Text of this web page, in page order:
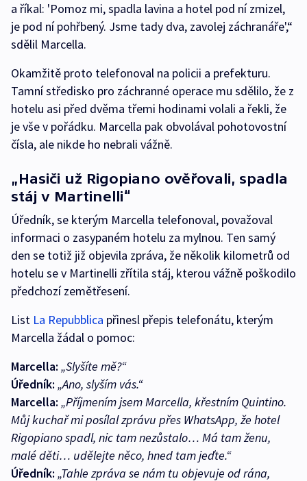
a říkal: 'Pomoz mi, spadla lavina a hotel pod ní zmizel,
je pod ní pohřbený. Jsme tady dva, zavolej záchranáře',“
sdělil Marcella.
Okamžitě proto telefonoval na policii a prefekturu.
Tamní středisko pro záchranné operace mu sdělilo, že z
hotelu asi před dvěma třemi hodinami volali a řekli, že
je vše v pořádku. Marcella pak obvolával pohotovostní
čísla, ale nikde ho nebrali vážně.
„Hasiči už Rigopiano ověřovali, spadla
stáj v Martinelli“
Úředník, se kterým Marcella telefonoval, považoval
informaci o zasypaném hotelu za mylnou. Ten samý
den se totiž již objevila zpráva, že několik kilometrů od
hotelu se v Martinelli zřítila stáj, kterou vážně poškodilo
předchozí zemětřesení.
List La Repubblica přinesl přepis telefonátu, kterým
Marcella žádal o pomoc:
Marcella: „Slyšíte mě?“
Úředník: „Ano, slyším vás.“
Marcella: „Příjmením jsem Marcella, křestním Quintino.
Můj kuchař mi posílal zprávu přes WhatsApp, že hotel
Rigopiano spadl, nic tam nezůstalo… Má tam ženu,
malé děti… udělejte něco, hned tam jeďte.“
Úředník: „Tahle zpráva se nám tu objevuje od rána,